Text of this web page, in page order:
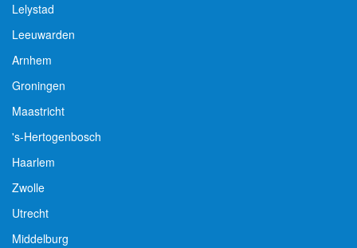
Lelystad
Leeuwarden
Arnhem
Groningen
Maastricht
's-Hertogenbosch
Haarlem
Zwolle
Utrecht
Middelburg